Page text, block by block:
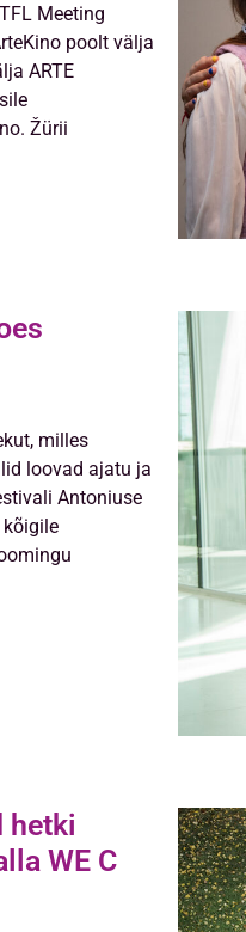
Meeting
poolt välja
ARTE
Žürii
milles
loovad ajatu ja
Antoniuse
kõigile
hetki
WE C